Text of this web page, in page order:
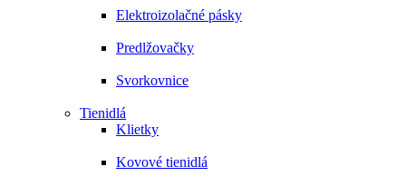
Elektroizolačné pásky
Predlžovačky
Svorkovnice
Tienidlá
Klietky
Kovové tienidlá